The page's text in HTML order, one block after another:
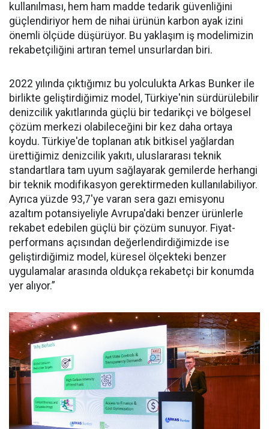
kullanılması, hem ham madde tedarik güvenliğini
güçlendiriyor hem de nihai ürünün karbon ayak izini
önemli ölçüde düşürüyor. Bu yaklaşım iş modelimizin
rekabetçiliğini artıran temel unsurlardan biri.
2022 yılında çıktığımız bu yolculukta Arkas Bunker ile
birlikte geliştirdiğimiz model, Türkiye'nin sürdürülebilir
denizcilik yakıtlarında güçlü bir tedarikçi ve bölgesel
çözüm merkezi olabileceğini bir kez daha ortaya
koydu. Türkiye'de toplanan atık bitkisel yağlardan
ürettiğimiz denizcilik yakıtı, uluslararası teknik
standartlara tam uyum sağlayarak gemilerde herhangi
bir teknik modifikasyon gerektirmeden kullanılabiliyor.
Ayrıca yüzde 93,7'ye varan sera gazı emisyonu
azaltım potansiyeliyle Avrupa'daki benzer ürünlerle
rekabet edebilen güçlü bir çözüm sunuyor. Fiyat-
performans açısından değerlendirdiğimizde ise
geliştirdiğimiz model, küresel ölçekteki benzer
uygulamalar arasında oldukça rekabetçi bir konumda
yer alıyor.”